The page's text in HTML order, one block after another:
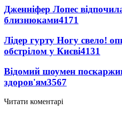
Дженніфер Лопес відпочила
близнюками4171
Лідер гурту Ногу свело!
обстрілом у Києві4131
Відомий шоумен
здоров'ям3567
Читати коментарі